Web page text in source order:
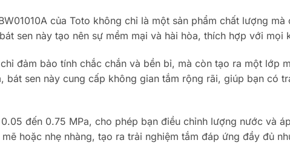
của Toto không chỉ là một sản phẩm chất lượng
sen này tạo nên sự mềm mại và hài hòa, thích hợp với mọi
đảm bảo tính chắc chắn và bền bỉ, mà còn tạo ra một lớp
sen này cung cấp không gian tắm rộng rãi, giúp bạn có
đến 0.75 MPa, cho phép bạn điều chỉnh lượng nước và
hoặc nhẹ nhàng, tạo ra trải nghiệm tắm đáp ứng đầy đủ